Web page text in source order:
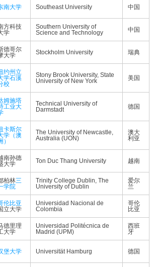
南大学 Southeast University 中国
方科技
学
Southern University of
Science and Technology
中国
德哥尔
大学
Stockholm University 瑞典
约州立
学石溪
校
Stony Brook University, State
University of New York
美国
姆施塔
工业大
Technical University of
Darmstadt
德国
卡斯尔
学（澳
）
The University of Newcastle,
Australia (UON)
澳大
利亚
南孙德
大学
Ton Duc Thang University 越南
柏林三
学院
Trinity College Dublin, The
University of Dublin
爱尔
兰
伦比亚
立大学
Universidad Nacional de
Colombia
哥伦
比亚
德里理
大学
Universidad Politécnica de
Madrid (UPM)
西班
牙
堡大学 Universität Hamburg 德国